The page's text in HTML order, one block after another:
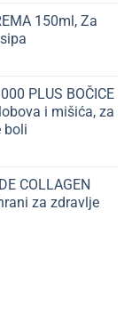
150ml, Za
PLUS BOČICE
i mišića, za
boli
COLLAGEN
za zdravlje